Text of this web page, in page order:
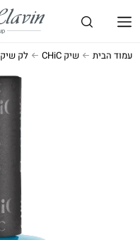
עמוד הבית שיק CHiC לק שיק